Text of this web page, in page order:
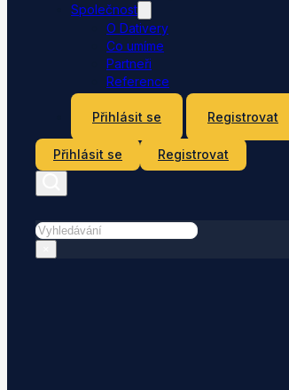
Společnost
O Dativery
Co umíme
Partneři
Reference
Přihlásit se
Registrovat
Přihlásit se Registrovat
Hledat